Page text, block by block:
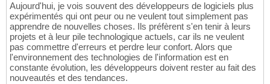
Aujourd'hui, je vois souvent des développeurs de logiciels plus
expérimentés qui ont peur ou ne veulent tout simplement pas
apprendre de nouvelles choses. Ils préfèrent s'en tenir à leurs
projets et à leur pile technologique actuels, car ils ne veulent
pas commettre d'erreurs et perdre leur confort. Alors que
l'environnement des technologies de l'information est en
constante évolution, les développeurs doivent rester au fait des
nouveautés et des tendances.